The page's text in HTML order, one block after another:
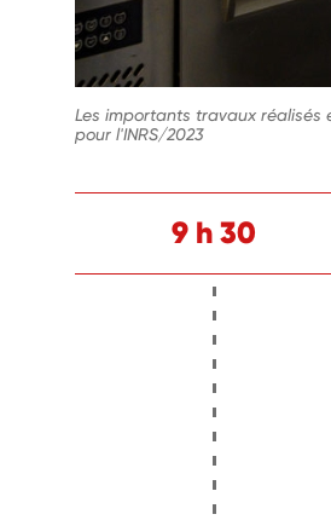
Les importants travaux réalisés
pour l'INRS/2023
9 h 30